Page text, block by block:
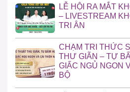
LỄ HỘI RA MẮT
– LIVESTREAM
TRI ÂN
CHẠM TRI THỨC
THƯ GIÃN – TỰ
GIẤC NGỦ NGON
BỘ